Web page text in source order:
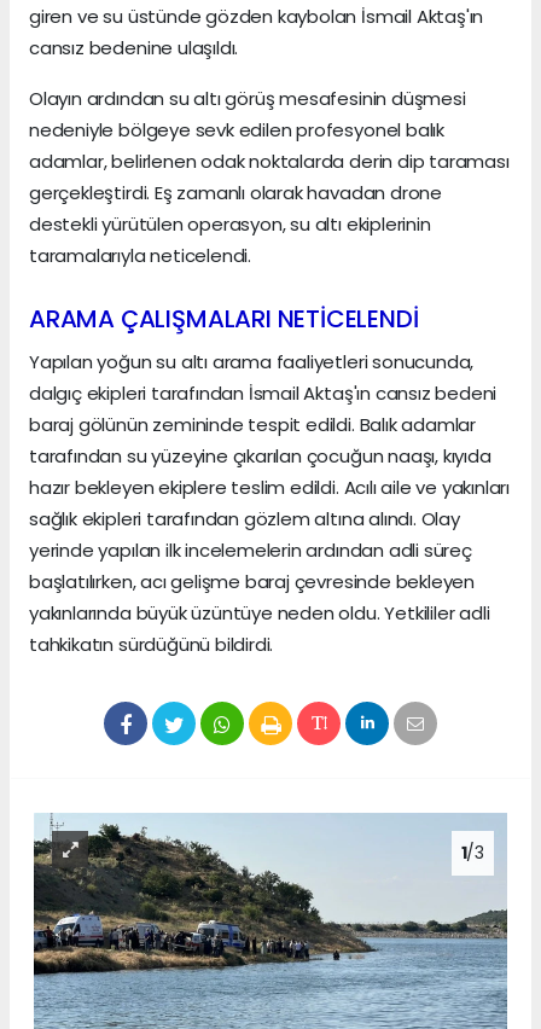
giren ve su üstünde gözden kaybolan İsmail Aktaş'ın
cansız bedenine ulaşıldı.
Olayın ardından su altı görüş mesafesinin düşmesi
nedeniyle bölgeye sevk edilen profesyonel balık
adamlar, belirlenen odak noktalarda derin dip taraması
gerçekleştirdi. Eş zamanlı olarak havadan drone
destekli yürütülen operasyon, su altı ekiplerinin
taramalarıyla neticelendi.
ARAMA ÇALIŞMALARI NETİCELENDİ
Yapılan yoğun su altı arama faaliyetleri sonucunda,
dalgıç ekipleri tarafından İsmail Aktaş'ın cansız bedeni
baraj gölünün zemininde tespit edildi. Balık adamlar
tarafından su yüzeyine çıkarılan çocuğun naaşı, kıyıda
hazır bekleyen ekiplere teslim edildi. Acılı aile ve yakınları
sağlık ekipleri tarafından gözlem altına alındı. Olay
yerinde yapılan ilk incelemelerin ardından adli süreç
başlatılırken, acı gelişme baraj çevresinde bekleyen
yakınlarında büyük üzüntüye neden oldu. Yetkililer adli
tahkikatın sürdüğünü bildirdi.
1/3